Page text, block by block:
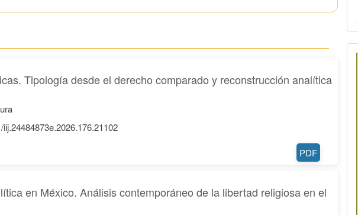
Tipología desde el derecho comparado y reconstrucción analítica
PDF
en México. Análisis contemporáneo de la libertad religiosa en el